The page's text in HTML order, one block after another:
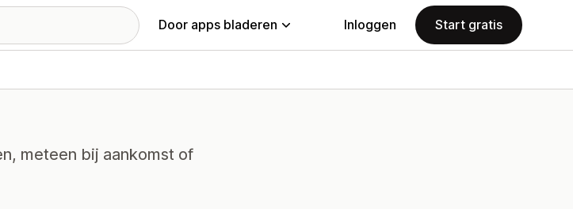
Door apps bladeren Inloggen Start gratis
meteen bij aankomst of